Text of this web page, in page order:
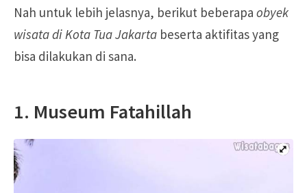
Nah untuk lebih jelasnya, berikut beberapa obyek
wisata di Kota Tua Jakarta beserta aktifitas yang
bisa dilakukan di sana.
1. Museum Fatahillah